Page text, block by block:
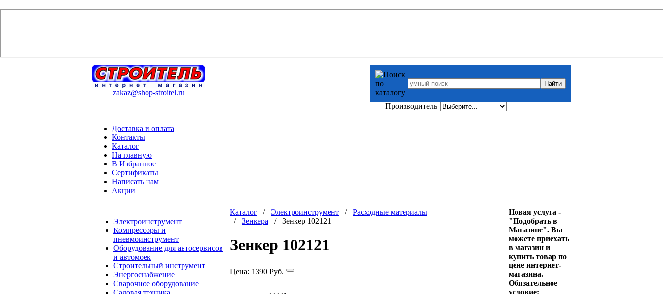
zakaz@shop-stroitel.ru
Производитель
Доставка и оплата
Контакты
Каталог
На главную
В Избранное
Сертификаты
Написать нам
Акции
Электроинструмент
Компрессоры и
пневмоинструмент
Оборудование для автосервисов
и автомоек
Строительный инструмент
Энергоснабжение
Сварочное оборудование
Садовая техника
Каталог / Электроинструмент / Расходные материалы
/ Зенкера / Зенкер 102121
Зенкер 102121
Цена: 1390 Руб.
Новая услуга -
"Подобрать в
Магазине". Вы
можете приехать
в магазин и
купить товар по
цене интернет-
магазина.
Обязательное
условие: